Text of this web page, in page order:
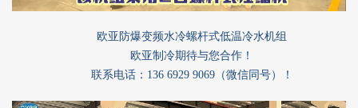
欧亚防爆变频水冷螺杆式低温冷水机组
欧亚制冷期待与您合作！
联系电话：136 6929 9069（微信同号）！